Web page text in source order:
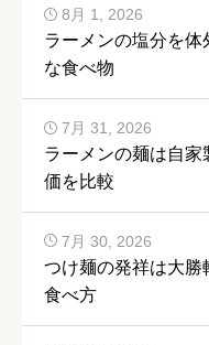
ラーメンの塩分を体
な食べ物
8月 1, 2026
ラーメンの麺は自
価を比較
7月 31, 2026
つけ麺の発祥は大勝
食べ方
7月 30, 2026